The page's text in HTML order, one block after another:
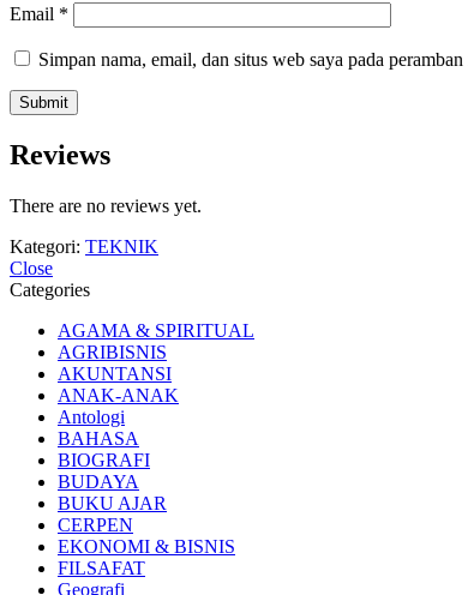
Email *
Simpan nama, email, dan situs web saya pada
Reviews
There are no reviews yet.
Kategori: TEKNIK
Close
Categories
AGAMA & SPIRITUAL
AGRIBISNIS
AKUNTANSI
ANAK-ANAK
Antologi
BAHASA
BIOGRAFI
BUDAYA
BUKU AJAR
CERPEN
EKONOMI & BISNIS
FILSAFAT
Geografi